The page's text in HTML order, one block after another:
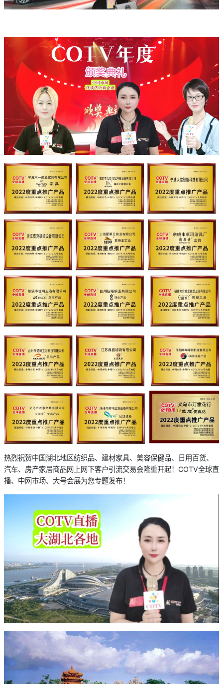
热烈祝贺中国湖北地区纺织品、建材家具、美容保健品、日用百货、
汽车、房产家居商品网上网下客户引流交易会隆重开起！COTV全球直
播、中网市场、大号会展为您专题发布！